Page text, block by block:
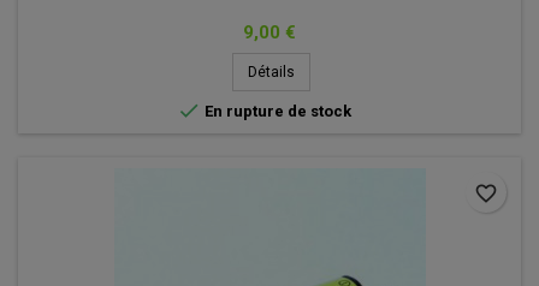
Prix
9,00 €
Détails
 En rupture de stock
favorite_border